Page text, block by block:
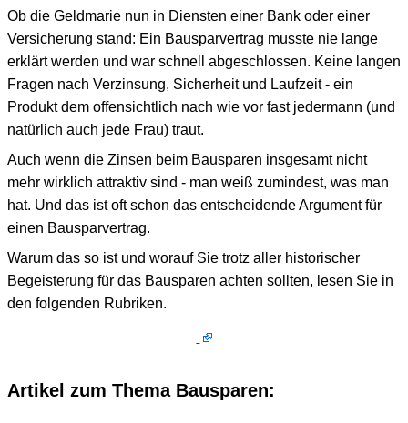
Ob die Geldmarie nun in Diensten einer Bank oder einer
Versicherung stand: Ein Bausparvertrag musste nie lange
erklärt werden und war schnell abgeschlossen. Keine langen
Fragen nach Verzinsung, Sicherheit und Laufzeit - ein
Produkt dem offensichtlich nach wie vor fast jedermann (und
natürlich auch jede Frau) traut.
Auch wenn die Zinsen beim Bausparen insgesamt nicht
mehr wirklich attraktiv sind - man weiß zumindest, was man
hat. Und das ist oft schon das entscheidende Argument für
einen Bausparvertrag.
Warum das so ist und worauf Sie trotz aller historischer
Begeisterung für das Bausparen achten sollten, lesen Sie in
den folgenden Rubriken.
Artikel zum Thema Bausparen: